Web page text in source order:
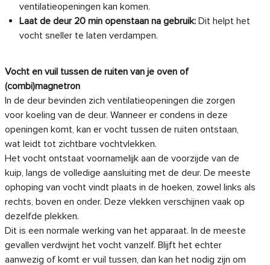
ventilatieopeningen kan komen.
Laat de deur 20 min openstaan na gebruik: Dit helpt het
vocht sneller te laten verdampen.
Vocht en vuil tussen de ruiten van je oven of
(combi)magnetron
In de deur bevinden zich ventilatieopeningen die zorgen
voor koeling van de deur. Wanneer er condens in deze
openingen komt, kan er vocht tussen de ruiten ontstaan,
wat leidt tot zichtbare vochtvlekken.
Het vocht ontstaat voornamelijk aan de voorzijde van de
kuip, langs de volledige aansluiting met de deur. De meeste
ophoping van vocht vindt plaats in de hoeken, zowel links als
rechts, boven en onder. Deze vlekken verschijnen vaak op
dezelfde plekken.
Dit is een normale werking van het apparaat. In de meeste
gevallen verdwijnt het vocht vanzelf. Blijft het echter
aanwezig of komt er vuil tussen, dan kan het nodig zijn om